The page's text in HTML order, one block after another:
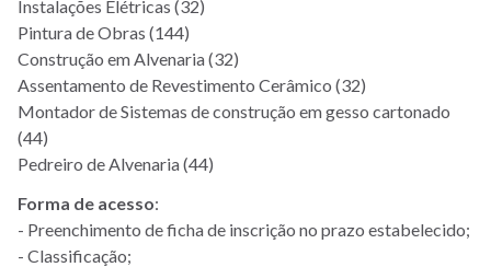
Instalações Elétricas (32)
Pintura de Obras (144)
Construção em Alvenaria (32)
Assentamento de Revestimento Cerâmico (32)
Montador de Sistemas de construção em gesso cartonado
(44)
Pedreiro de Alvenaria (44)
Forma de acesso:
- Preenchimento de ficha de inscrição no prazo estabelecido;
- Classificação;